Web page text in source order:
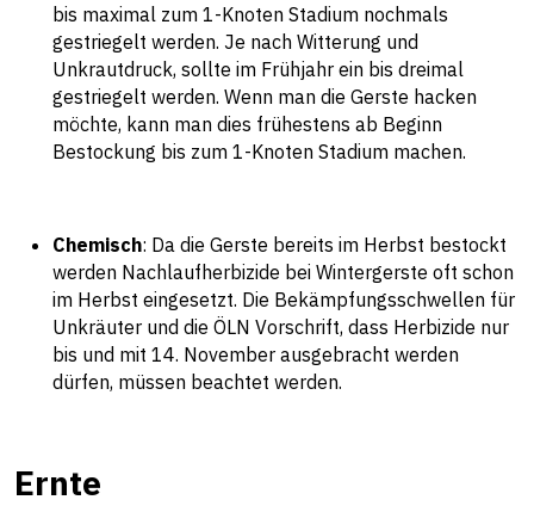
bis maximal zum 1-Knoten Stadium nochmals
gestriegelt werden. Je nach Witterung und
Unkrautdruck, sollte im Frühjahr ein bis dreimal
gestriegelt werden. Wenn man die Gerste hacken
möchte, kann man dies frühestens ab Beginn
Bestockung bis zum 1-Knoten Stadium machen.
Chemisch: Da die Gerste bereits im Herbst bestockt
werden Nachlaufherbizide bei Wintergerste oft schon
im Herbst eingesetzt. Die Bekämpfungsschwellen für
Unkräuter und die ÖLN Vorschrift, dass Herbizide nur
bis und mit 14. November ausgebracht werden
dürfen, müssen beachtet werden.
Ernte